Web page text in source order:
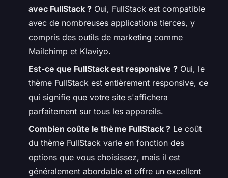
avec FullStack ? Oui, FullStack est compatible
avec de nombreuses applications tierces, y
compris des outils de marketing comme
Mailchimp et Klaviyo.
Est-ce que FullStack est responsive ? Oui, le
thème FullStack est entièrement responsive, ce
qui signifie que votre site s'affichera
parfaitement sur tous les appareils.
Combien coûte le thème FullStack ? Le coût
du thème FullStack varie en fonction des
options que vous choisissez, mais il est
généralement abordable et offre un excellent